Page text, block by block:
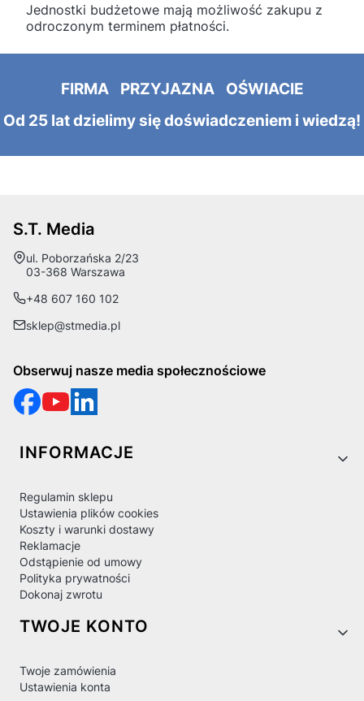
Jednostki budżetowe mają możliwość zakupu z
odroczonym terminem płatności.
FIRMA PRZYJAZNA OŚWIACIE
Od 25 lat dzielimy się doświadczeniem i wiedzą!
S.T. Media
Adres:
ul. Poborzańska 2/23
03-368 Warszawa
+48 607 160 102
sklep@stmedia.pl
Obserwuj nasze media społecznościowe
Linki w stopce
INFORMACJE
Regulamin sklepu
Ustawienia plików cookies
Koszty i warunki dostawy
Reklamacje
Odstąpienie od umowy
Polityka prywatności
Dokonaj zwrotu
TWOJE KONTO
Twoje zamówienia
Ustawienia konta